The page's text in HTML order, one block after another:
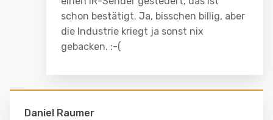
schon bestätigt. Ja, bisschen billig, aber
die Industrie kriegt ja sonst nix
gebacken. :-(
Daniel Raumer